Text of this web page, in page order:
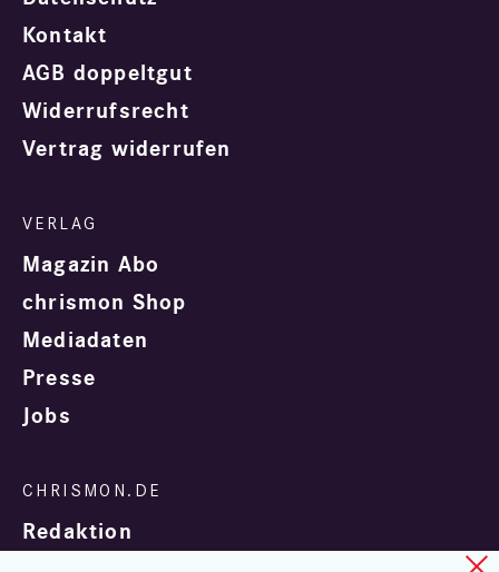
Kontakt
AGB doppeltgut
Widerrufsrecht
Vertrag widerrufen
Magazin Abo
chrismon Shop
Mediadaten
Presse
Jobs
Redaktion